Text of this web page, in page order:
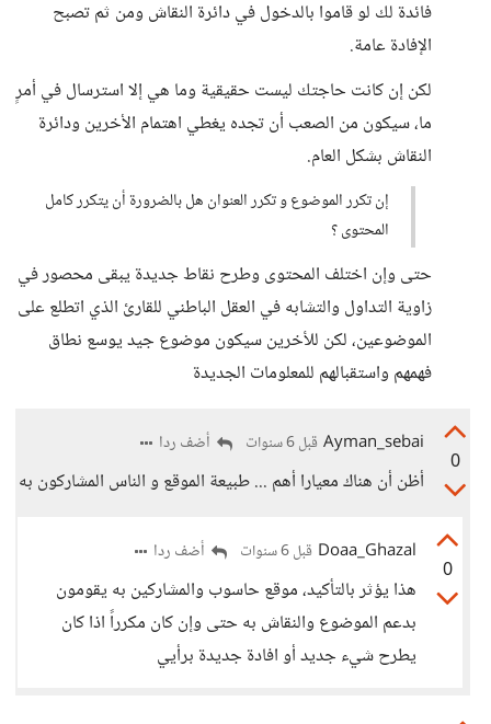
فائدة لك لو قاموا بالدخول في دائرة النقاش ومن ثم تصبح
الإفادة عامة.
لكن إن كانت حاجتك ليست حقيقية وما هي إلا استرسال في أمرٍ
ما، سيكون من الصعب أن تجده يغطي اهتمام الأخرين ودائرة
النقاش بشكل العام.
إن تكرر الموضوع و تكرر العنوان هل بالضرورة أن يتكرر كامل
المحتوى ؟
حتى وإن اختلف المحتوى وطرح نقاط جديدة يبقى محصور في
زاوية التداول والتشابه في العقل الباطني للقارئ الذي اتطلع على
الموضوعين، لكن للأخرين سيكون موضوع جيد يوسع نطاق
فهمهم واستقبالهم للمعلومات الجديدة
0
Ayman_sebai قبل 6 سنوات أضف ردا
أظن أن هناك معيارا أهم ... طبيعة الموقع و الناس المشاركون به
0
Doaa_Ghazal قبل 6 سنوات أضف ردا
هذا يؤثر بالتأكيد، موقع حاسوب والمشاركين به يقومون
بدعم الموضوع والنقاش به حتى وإن كان مكرراً اذا كان
يطرح شيء جديد أو افادة جديدة برأيي